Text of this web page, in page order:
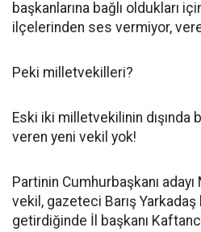
başkanlarına bağlı oldukları
ilçelerinden ses vermiyor,
Peki milletvekilleri?
Eski iki milletvekilinin dışında
veren yeni vekil yok!
Partinin Cumhurbaşkanı
vekil, gazeteci Barış Yarkadaş
getirdiğinde İl başkanı